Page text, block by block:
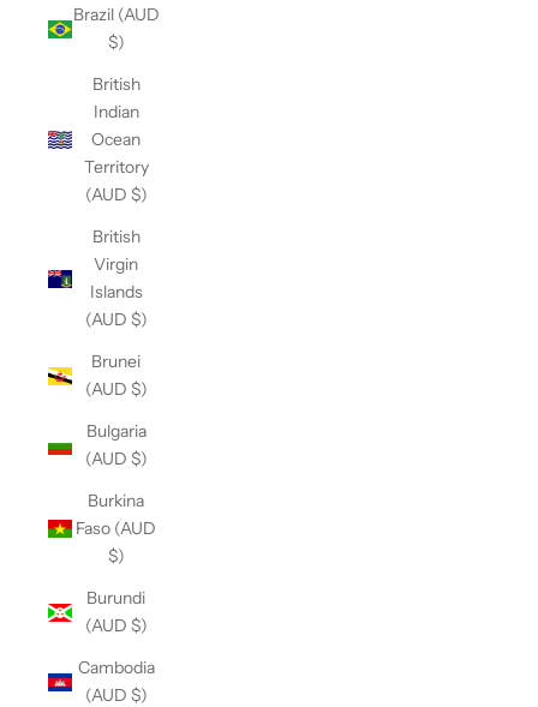
Brazil (AUD
$)
British
Indian
Ocean
Territory
(AUD $)
British
Virgin
Islands
(AUD $)
Brunei
(AUD $)
Bulgaria
(AUD $)
Burkina
Faso (AUD
$)
Burundi
(AUD $)
Cambodia
(AUD $)